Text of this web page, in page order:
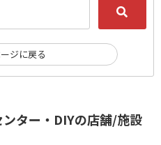
ター・DIYの店舗/施設
ジに戻る